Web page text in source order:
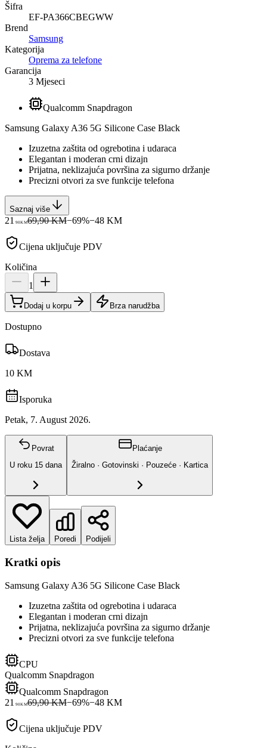
Šifra
EF-PA366CBEGWW
Brend
Samsung
Kategorija
Oprema za telefone
Garancija
3 Mjeseci
Qualcomm Snapdragon
Samsung Galaxy A36 5G Silicone Case Black
Izuzetna zaštita od ogrebotina i udaraca
Elegantan i moderan crni dizajn
Prijatna, neklizajuća površina za sigurno držanje
Precizni otvori za sve funkcije telefona
Saznaj više
21 90KM69,90 KM−69%−48KM
Cijena uključuje PDV
Količina
1
Dodaj u korpu Brza narudžba
Dostupno
Dostava
10 KM
Isporuka
Petak, 7. August 2026.
Povrat
U roku 15 dana
Plaćanje
Žiralno · Gotovinski · Pouzeće · Kartica
Lista želja Poredi Podijeli
Kratki opis
Samsung Galaxy A36 5G Silicone Case Black
Izuzetna zaštita od ogrebotina i udaraca
Elegantan i moderan crni dizajn
Prijatna, neklizajuća površina za sigurno držanje
Precizni otvori za sve funkcije telefona
CPU
Qualcomm Snapdragon
Qualcomm Snapdragon
21
90KM69,90 KM−69%−48KM
Cijena uključuje PDV